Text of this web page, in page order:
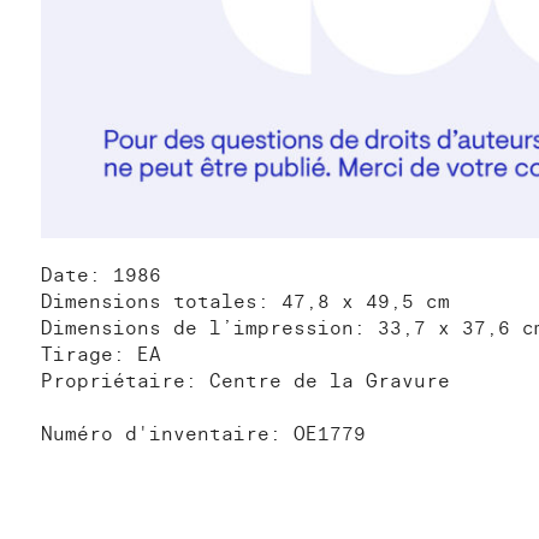
Date: 1986
Dimensions totales: 47,8 x 49,5 cm
Dimensions de l’impression: 33,7 x 37,6
Tirage: EA
Propriétaire: Centre de la Gravure
Numéro d'inventaire: OE1779